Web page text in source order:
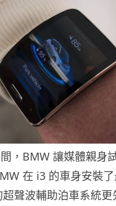
，BMW 讓媒體親身
在 i3 的車身安裝
聲波輔助泊車系統更